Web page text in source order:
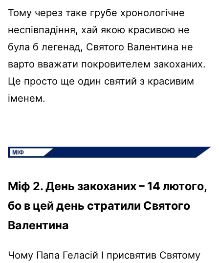
Тому через таке грубе хронологічне
неспівпадіння, хай якою красивою не
була б легенад, Святого Валентина не
варто вважати покровителем закоханих.
Це просто ще один святий з красивим
іменем.
Міф 2. День закоханих – 14 лютого,
бо в цей день стратили Святого
Валентина
Чому Папа Геласій I присвятив Святому